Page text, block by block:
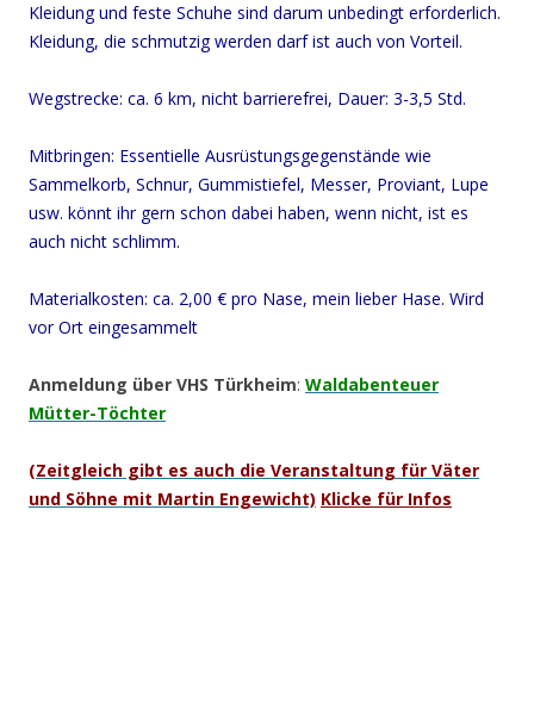
Kleidung und feste Schuhe sind darum unbedingt erforderlich.
Kleidung, die schmutzig werden darf ist auch von Vorteil.
Wegstrecke: ca. 6 km, nicht barrierefrei, Dauer: 3-3,5 Std.
Mitbringen: Essentielle Ausrüstungsgegenstände wie
Sammelkorb, Schnur, Gummistiefel, Messer, Proviant, Lupe
usw. könnt ihr gern schon dabei haben, wenn nicht, ist es
auch nicht schlimm.
Materialkosten: ca. 2,00 € pro Nase, mein lieber Hase. Wird
vor Ort eingesammelt
Anmeldung über VHS Türkheim: Waldabenteuer
Mütter-Töchter
(Zeitgleich gibt es auch die Veranstaltung für Väter
und Söhne mit Martin Engewicht) Klicke für Infos